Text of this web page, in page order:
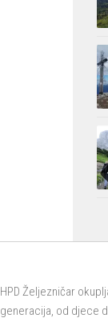
HPD Željezničar
generacija, od djece